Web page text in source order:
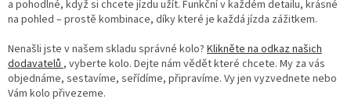
a pohodlné, když si chcete jízdu užít. Funkční v každém detailu, krásné
na pohled – prostě kombinace, díky které je každá jízda zážitkem.
Nenašli jste v našem skladu správné kolo? Klikněte na odkaz našich
dodavatelů , vyberte kolo. Dejte nám vědět které chcete. My za vás
objednáme, sestavíme, seřídíme, připravíme. Vy jen vyzvednete nebo
Vám kolo přivezeme.